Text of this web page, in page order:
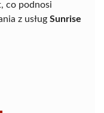
co podnosi
z usług Sunrise